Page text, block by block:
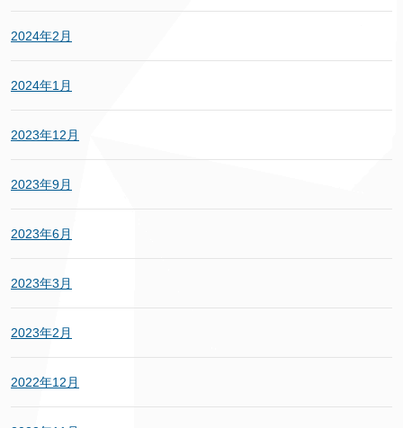
2024年2月
2024年1月
2023年12月
2023年9月
2023年6月
2023年3月
2023年2月
2022年12月